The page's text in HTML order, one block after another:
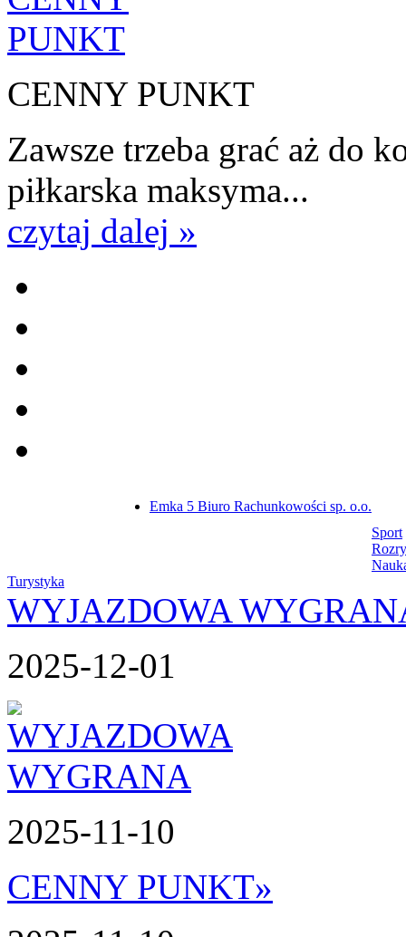
CENNY PUNKT
Zawsze trzeba grać aż do
piłkarska maksyma...
czytaj dalej »
Emka 5 Biuro Rachunkowości sp. o.o.
Sport
Turystyka
WYJAZDOWA
2025-12-01
2025-11-10
CENNY PUNKT»